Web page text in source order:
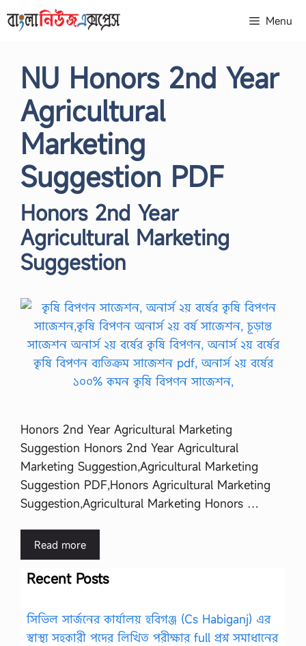
to
Menu
NU Honors 2nd Year
Agricultural
Marketing
Suggestion PDF
Honors 2nd Year
Agricultural Marketing
Suggestion
Honors 2nd Year Agricultural Marketing
Suggestion Honors 2nd Year Agricultural
Marketing Suggestion,Agricultural Marketing
Suggestion PDF,Honors Agricultural Marketing
Suggestion,Agricultural Marketing Honors …
Read more
Recent Posts
সিভিল সার্জনের কার্যালয় হবিগঞ্জ (Cs Habiganj) এর
স্বাস্থ্য সহকারী পদের লিখিত পরীক্ষার full প্রশ্ন সমাধানের